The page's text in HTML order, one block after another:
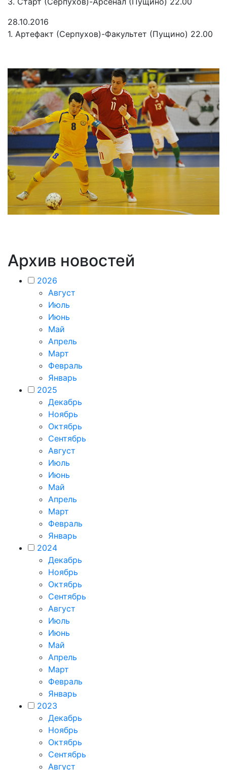
28.10.2016
1. Артефакт (Серпухов)-Факультет (Пущино) 22.00
Архив новостей
2026
Август
Июль
Июнь
Май
Апрель
Март
Февраль
Январь
2025
Декабрь
Ноябрь
Октябрь
Сентябрь
Август
Июль
Июнь
Май
Апрель
Март
Февраль
Январь
2024
Декабрь
Ноябрь
Октябрь
Сентябрь
Август
Июль
Июнь
Май
Апрель
Март
Февраль
Январь
2023
Декабрь
Ноябрь
Октябрь
Сентябрь
Август